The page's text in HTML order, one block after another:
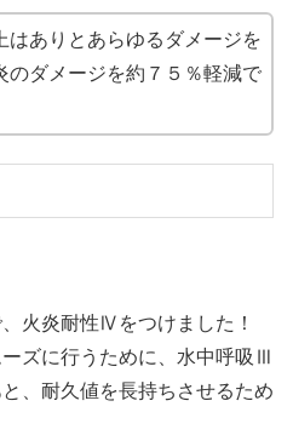
はありとあらゆるダメージを
のダメージを約７５％軽減で
火炎耐性Ⅳをつけました！
ズに行うために、水中呼吸Ⅲ
、耐久値を長持ちさせるため